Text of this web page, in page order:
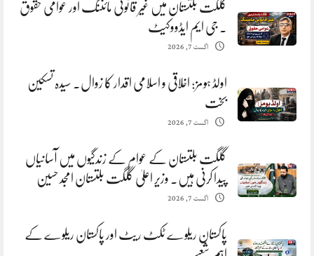
گلگت بلتستان میں غیر قانونی مائننگ اور عوامی حقوق
. جی ایم ایڈووکیٹ
اگست 7, 2026
اولڈ ہومز: اخلاقی و اسلامی اقدار کا زوال. سیدہ تسکین
بخت
اگست 7, 2026
گلگت بلتستان کے عوام کے زندگیوں میں آسانیاں
پیدا کرنی ہیں. وزیر اعلیٰ گلگت بلتستان امجد حسین
اگست 7, 2026
پاکستان ریلوے ٹکٹ ریٹ اور پاکستان ریلوے کے